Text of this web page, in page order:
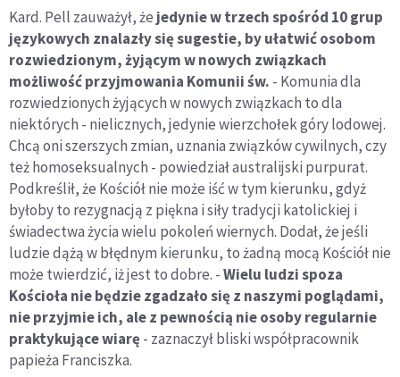
Kard. Pell zauważył, że jedynie w trzech spośród 10 grup
językowych znalazły się sugestie, by ułatwić osobom
rozwiedzionym, żyjącym w nowych związkach
możliwość przyjmowania Komunii św. - Komunia dla
rozwiedzionych żyjących w nowych związkach to dla
niektórych - nielicznych, jedynie wierzchołek góry lodowej.
Chcą oni szerszych zmian, uznania związków cywilnych, czy
też homoseksualnych - powiedział australijski purpurat.
Podkreślił, że Kościół nie może iść w tym kierunku, gdyż
byłoby to rezygnacją z piękna i siły tradycji katolickiej i
świadectwa życia wielu pokoleń wiernych. Dodał, że jeśli
ludzie dążą w błędnym kierunku, to żadną mocą Kościół nie
może twierdzić, iż jest to dobre. -Wielu ludzi spoza
Kościoła nie będzie zgadzało się z naszymi poglądami,
nie przyjmie ich, ale z pewnością nie osoby regularnie
praktykujące wiarę- zaznaczył bliski współpracownik
papieża Franciszka.